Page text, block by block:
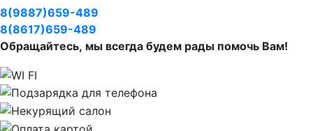
8(9887)659-489
8(8617)659-489
Обращайтесь, мы всегда будем рады помочь Вам!